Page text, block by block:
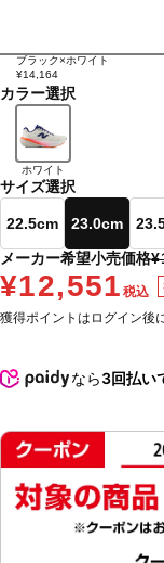
ブラック×ホワイト
¥14,164
カラー選択
ホワイト
サイズ選択
22.5cm 23.0cm
メーカー希望小売価格
¥12,551 税込
獲得ポイントはログイン後
なら3回払い